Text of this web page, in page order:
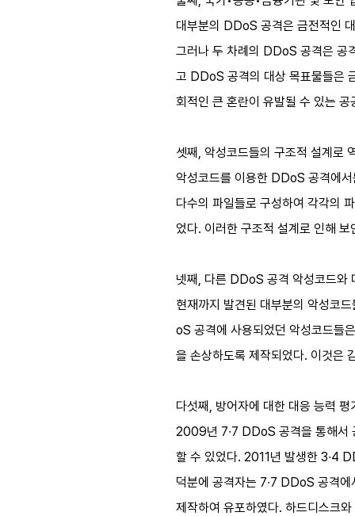
대부분의 DDoS 공격은 금전적인
그러나 두 차례의 DDoS 공격은 공
고 DDoS 공격의 대상 목표물들은
회적인 큰 혼란이 유발될 수 있는
셋째, 악성코드들의 구조적 설계로
악성코드를 이용한 DDoS 공격에
다수의 파일들로 구성하여 각각의
었다. 이러한 구조적 설계로 인해
넷째, 다른 DDoS 공격 악성코드와
현재까지 발견된 대부분의 악성코
oS 공격에 사용되었던 악성코드들
을 손상하도록 제작되었다. 이것은
다섯째, 방어자에 대한 대응 능력
2009년 7∙7 DDoS 공격을 통해서
할 수 있었다. 2011년 발생한 3∙4
덕분에 공격자는 7∙7 DDoS 공격
제작하여 유포하였다. 하드디스크